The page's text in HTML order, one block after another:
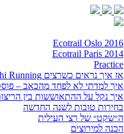
Ecotrail Oslo 2016
Ecotrail Paris 2014
Practice
אז איך נראים כשרצים Chi Running?
איך למדתי לא לפחד מהכאב –
איך נקל על ההתאוששות בין
בחירות טובות לשנה החדשה
ה״שקט״ של רצי העילית
הכנה למירוצים